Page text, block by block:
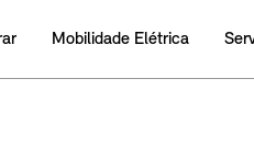
Mobilidade Elétrica